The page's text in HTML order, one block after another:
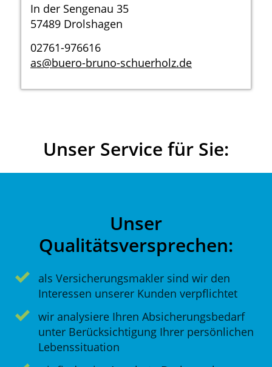
In der Sengenau 35
57489 Drolshagen
02761-976616
as@buero-bruno-schuerholz.de
Unser Service für Sie:
Unser
Qualitätsversprechen:
als Versicherungsmakler sind wir den
Interessen unserer Kunden verpflichtet
wir analysiere Ihren Absicherungsbedarf
unter Berücksichtigung Ihrer persönlichen
Lebenssituation